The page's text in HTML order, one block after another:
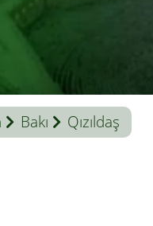
Bakı Qızıldaş